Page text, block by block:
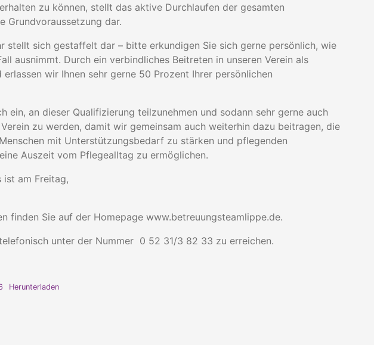
zu können, stellt das aktive Durchlaufen der gesamten
Grundvoraussetzung dar.
stellt sich gestaffelt dar – bitte erkundigen Sie sich gerne persönlich, wie
ausnimmt. Durch ein verbindliches Beitreten in unseren Verein als
wir Ihnen sehr gerne 50 Prozent Ihrer persönlichen
ein, an dieser Qualifizierung teilzunehmen und sodann sehr gerne auch
zu werden, damit wir gemeinsam auch weiterhin dazu beitragen, die
mit Unterstützungsbedarf zu stärken und pflegenden
Auszeit vom Pflegealltag zu ermöglichen.
ist am Freitag,
finden Sie auf der Homepage www.betreuungsteamlippe.de.
unter der Nummer 0 52 31/3 82 33 zu erreichen.
Herunterladen